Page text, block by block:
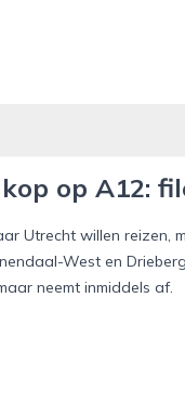
op A12:
Utrecht willen reizen,
West en
neemt inmiddels af.